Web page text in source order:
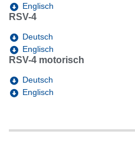
Englisch
RSV-4
Deutsch
Englisch
RSV-4 motorisch
Deutsch
Englisch